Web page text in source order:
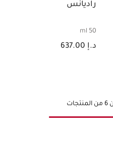
راديانس
50 ml
السعر الحالي هو د.إ 637.00
د.إ 637.00